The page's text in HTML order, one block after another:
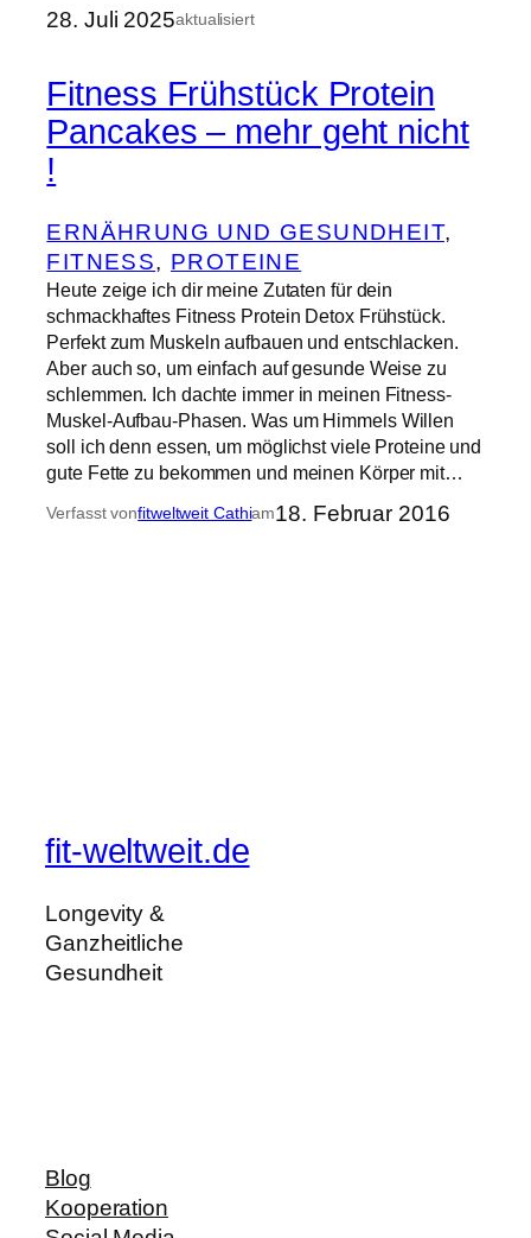
28. Juli 2025aktualisiert
Fitness Frühstück Protein
Pancakes – mehr geht nicht
!
ERNÄHRUNG UND GESUNDHEIT
FITNESS, PROTEINE
Heute zeige ich dir meine Zutaten für dein
schmackhaftes Fitness Protein Detox Frühstück.
Perfekt zum Muskeln aufbauen und entschlacken.
Aber auch so, um einfach auf gesunde Weise zu
schlemmen. Ich dachte immer in meinen Fitness-
Muskel-Aufbau-Phasen. Was um Himmels Willen
soll ich denn essen, um möglichst viele Proteine und
gute Fette zu bekommen und meinen Körper mit…
Verfasst vonfitweltweit Cathiam18. Februar 2016
fit-weltweit.de
Longevity &
Ganzheitliche
Gesundheit
Blog
Kooperation